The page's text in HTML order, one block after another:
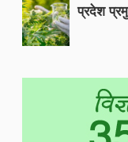
प्रदेश